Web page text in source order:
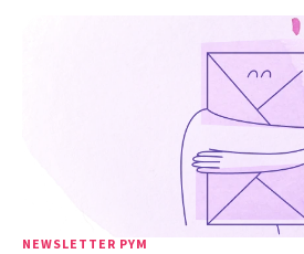
NEWSLETTER PYM